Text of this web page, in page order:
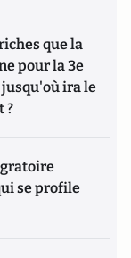
que la
pour la 3e
ira le
?
se profile